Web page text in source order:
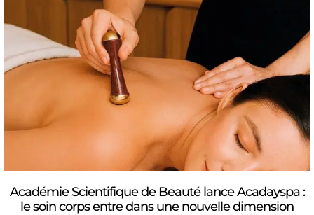
Académie Scientifique de Beauté lance Acadayspa :
le soin corps entre dans une nouvelle dimension